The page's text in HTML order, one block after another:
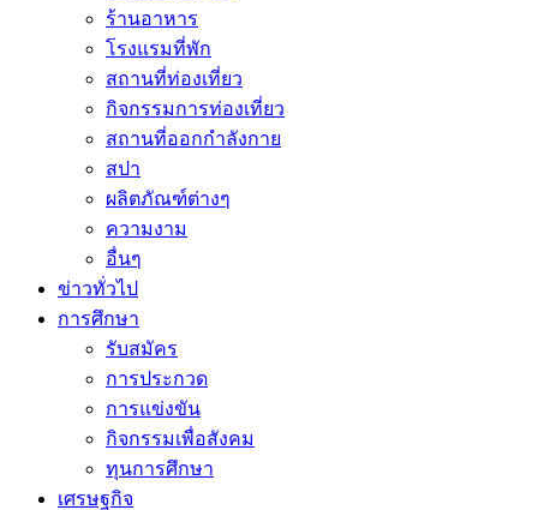
ร้านอาหาร
โรงแรมที่พัก
สถานที่ท่องเที่ยว
กิจกรรมการท่องเที่ยว
สถานที่ออกกำลังกาย
สปา
ผลิตภัณฑ์ต่างๆ
ความงาม
อื่นๆ
ข่าวทั่วไป
การศึกษา
รับสมัคร
การประกวด
การแข่งขัน
กิจกรรมเพื่อสังคม
ทุนการศึกษา
เศรษฐกิจ